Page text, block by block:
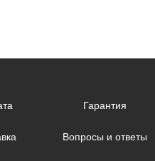
Гарантия
Вопросы и ответы